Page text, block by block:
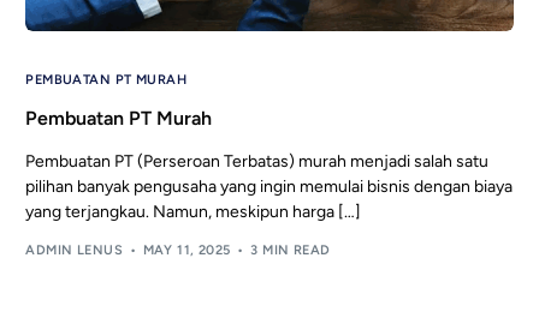
PEMBUATAN PT MURAH
Pembuatan PT Murah
Pembuatan PT (Perseroan Terbatas) murah menjadi salah satu
pilihan banyak pengusaha yang ingin memulai bisnis dengan biaya
yang terjangkau. Namun, meskipun harga […]
ADMIN LENUS MAY 11, 2025 3 MIN READ